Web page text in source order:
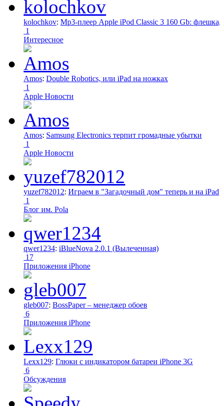
kolochkov: Mp3-плеер Apple iPod Classic 3 160 Gb:
1
Интересное
Amos: Double Robotics, или iPad на ножках
1
Apple Новости
Amos: Samsung Electronics терпит громадные убытки
1
Apple Новости
yuzef782012: Играем в "Загадочный дом" теперь и на iPad
1
Блог им. Pola
qwer1234: iBlueNova 2.0.1 (Вылеченная)
17
Приложения iPhone
gleb007: BossPaper – менеджер обоев
6
Приложения iPhone
Lexx129: Глюки с индикатором батареи iPhone 3G
6
Обсуждения